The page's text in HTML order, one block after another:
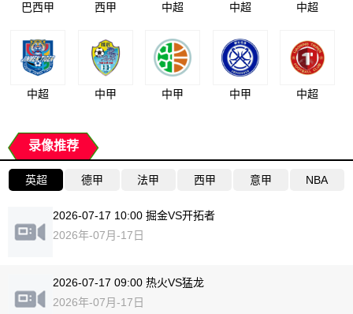
巴西甲 西甲 中超 中超 中超
中超 中甲 中甲 中甲 中超
录像推荐
英超 德甲 法甲 西甲 意甲 NBA
2026-07-17 10:00 掘金VS开拓者
2026年-07月-17日
2026-07-17 09:00 热火VS猛龙
2026年-07月-17日